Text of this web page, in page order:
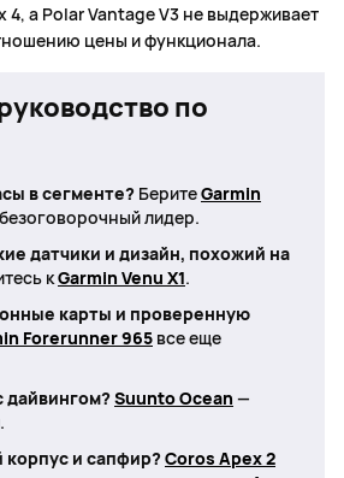
4, а Polar Vantage V3 не выдерживает
цены и функционала.
по
в сегменте? БеритеGarmin
лидер.
датчики и дизайн, похожий на
кGarmin Venu X1.
карты и проверенную
Forerunner 965 все еще
дайвингом?Suunto Ocean —
и сапфир?Coros Apex 2